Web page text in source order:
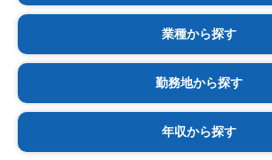
業種から探す
勤務地から探す
年収から探す